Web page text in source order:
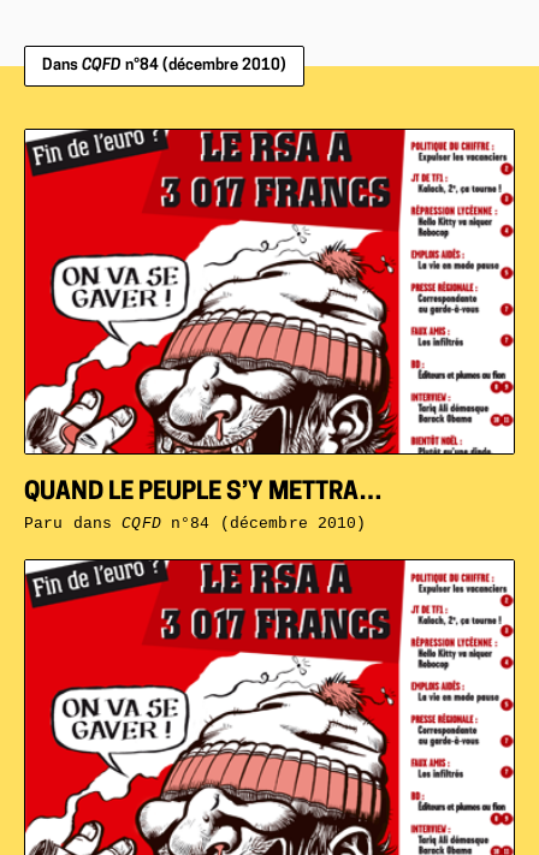
Dans CQFD n°84 (décembre 2010)
QUAND LE PEUPLE S’Y METTRA…
Paru dansCQFDn°84 (décembre 2010)